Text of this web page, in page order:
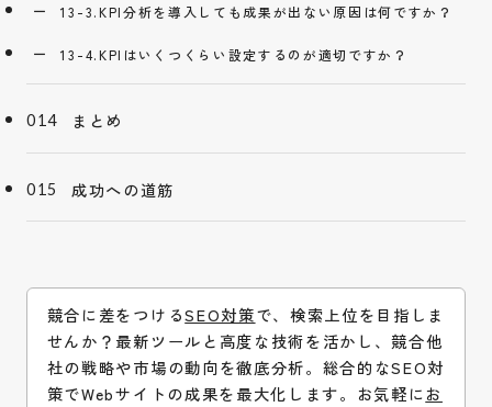
13-3.KPI分析を導入しても成果が出ない原因は何ですか？
13-4.KPIはいくつくらい設定するのが適切ですか？
まとめ
成功への道筋
競合に差をつけるSEO対策で、検索上位を目指しま
せんか？最新ツールと高度な技術を活かし、競合他
社の戦略や市場の動向を徹底分析。総合的なSEO対
策でWebサイトの成果を最大化します。お気軽にお